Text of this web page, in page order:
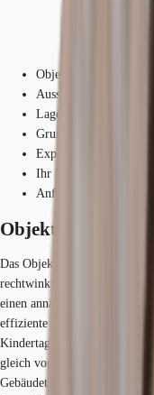
Objekt
Ausstattung
Lage und
Grundrisse
Exposé herunterladen
Ihr Kontakt
Anfrage senden
Objekt
Das Objekt besteht aus
rechtwinklig dazu
einen annähernd
effiziente Flächen und einen
Kindertagesstätte mit
gleich vor Ort. Das Baujahr
Gebäudetechnik die sich in